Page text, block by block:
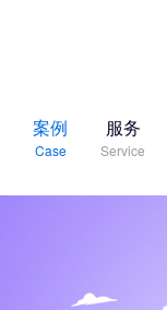
案例
Case
服务
Service